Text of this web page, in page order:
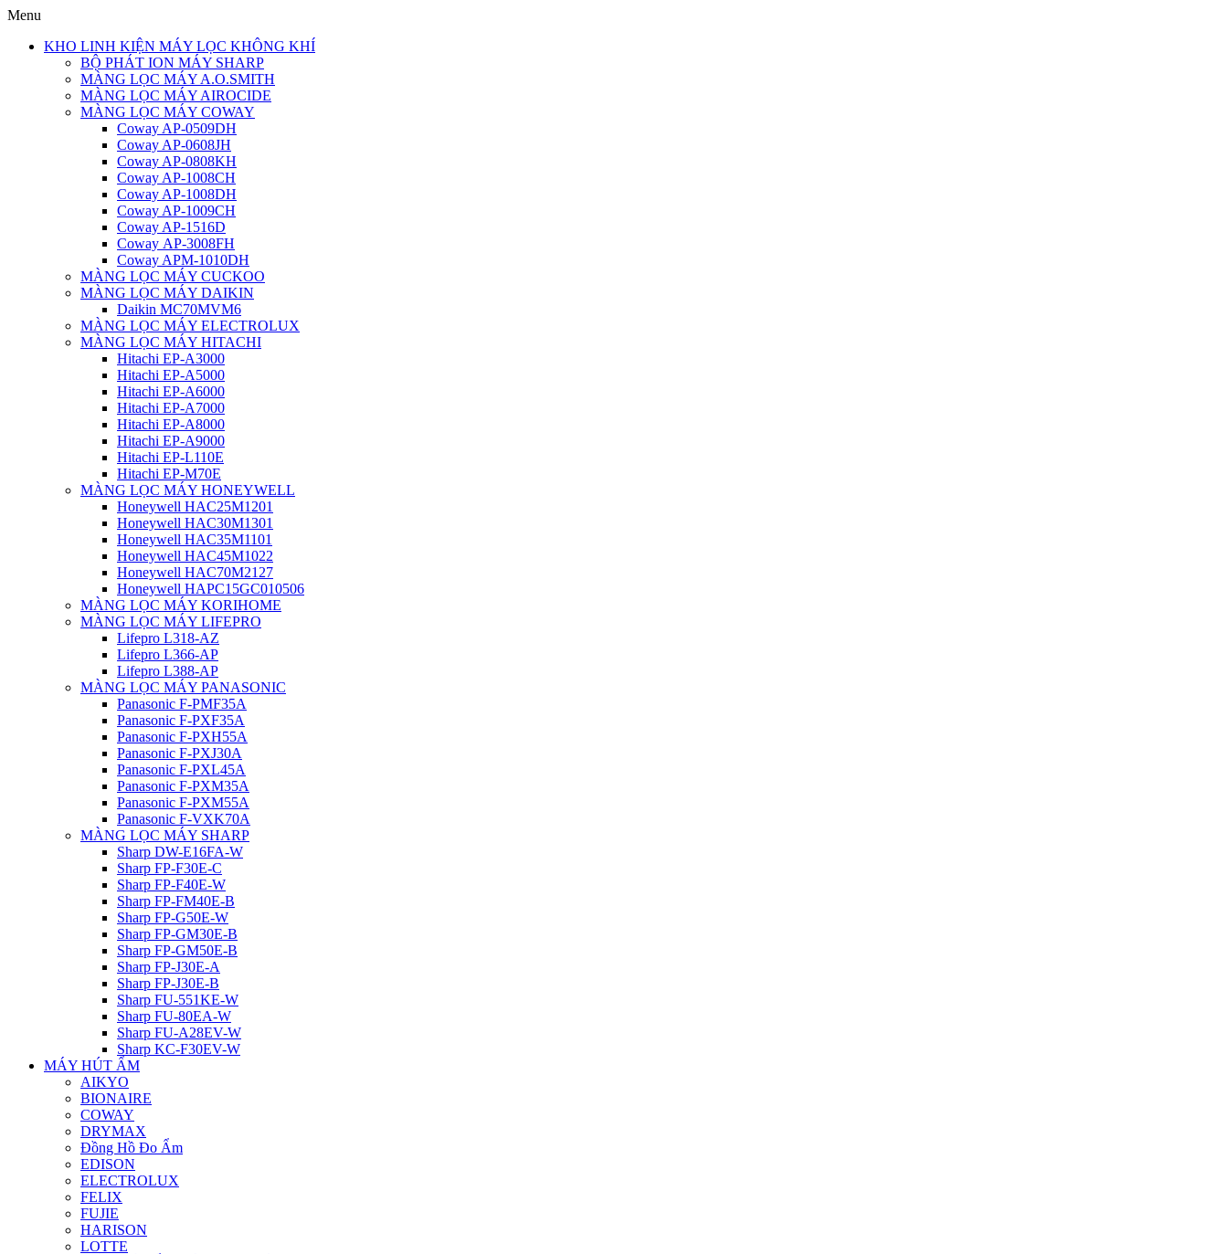
Menu
KHO LINH KIỆN MÁY LỌC KHÔNG KHÍ
BỘ PHÁT ION MÁY SHARP
MÀNG LỌC MÁY A.O.SMITH
MÀNG LỌC MÁY AIROCIDE
MÀNG LỌC MÁY COWAY
Coway AP-0509DH
Coway AP-0608JH
Coway AP-0808KH
Coway AP-1008CH
Coway AP-1008DH
Coway AP-1009CH
Coway AP-1516D
Coway AP-3008FH
Coway APM-1010DH
MÀNG LỌC MÁY CUCKOO
MÀNG LỌC MÁY DAIKIN
Daikin MC70MVM6
MÀNG LỌC MÁY ELECTROLUX
MÀNG LỌC MÁY HITACHI
Hitachi EP-A3000
Hitachi EP-A5000
Hitachi EP-A6000
Hitachi EP-A7000
Hitachi EP-A8000
Hitachi EP-A9000
Hitachi EP-L110E
Hitachi EP-M70E
MÀNG LỌC MÁY HONEYWELL
Honeywell HAC25M1201
Honeywell HAC30M1301
Honeywell HAC35M1101
Honeywell HAC45M1022
Honeywell HAC70M2127
Honeywell HAPC15GC010506
MÀNG LỌC MÁY KORIHOME
MÀNG LỌC MÁY LIFEPRO
Lifepro L318-AZ
Lifepro L366-AP
Lifepro L388-AP
MÀNG LỌC MÁY PANASONIC
Panasonic F-PMF35A
Panasonic F-PXF35A
Panasonic F-PXH55A
Panasonic F-PXJ30A
Panasonic F-PXL45A
Panasonic F-PXM35A
Panasonic F-PXM55A
Panasonic F-VXK70A
MÀNG LỌC MÁY SHARP
Sharp DW-E16FA-W
Sharp FP-F30E-C
Sharp FP-F40E-W
Sharp FP-FM40E-B
Sharp FP-G50E-W
Sharp FP-GM30E-B
Sharp FP-GM50E-B
Sharp FP-J30E-A
Sharp FP-J30E-B
Sharp FU-551KE-W
Sharp FU-80EA-W
Sharp FU-A28EV-W
Sharp KC-F30EV-W
MÁY HÚT ẨM
AIKYO
BIONAIRE
COWAY
DRYMAX
Đồng Hồ Đo Ẩm
EDISON
ELECTROLUX
FELIX
FUJIE
HARISON
LOTTE